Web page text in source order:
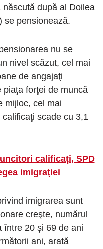
după al Doilea
se pensionează.
nu se
nivel scăzut, cel mai
de angajaţi
piaţa forţei de muncă
mijloc, cel mai
scade cu 3,1
calificaţi, SPD
imigraţiei
imigrarea sunt
creşte, numărul
între 20 şi 69 de ani
ani, arată